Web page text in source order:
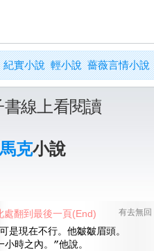
紀實小說 輕小說 薔薇言情小說
書線上看閱讀
克小說
有去無回
是現在不行。他皺皺眉頭。
時之內。”他說。
處翻到最後一頁(End)